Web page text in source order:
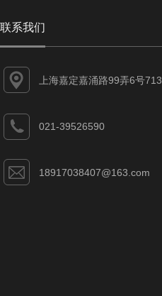
联系我们
上海嘉定嘉涌路99弄6号713
021-39526590
18917038407@163.com